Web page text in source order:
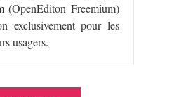
(OpenEditon Freemium)
exclusivement pour les
usagers.